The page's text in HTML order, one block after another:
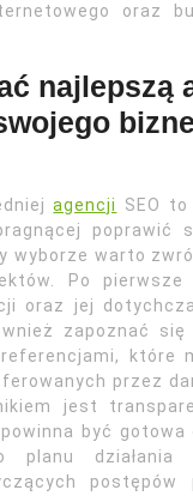
oraz
najlepszą
agencji
SEO
poprawić
wyborze warto
Po pierwsze
oraz jej
zapoznać
które
przez
jest
powinna być gotowa
planu działania
postępów